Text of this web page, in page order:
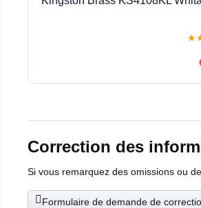
★
Correction des
Si vous remarquez des omissions ou
Formulaire de demande de